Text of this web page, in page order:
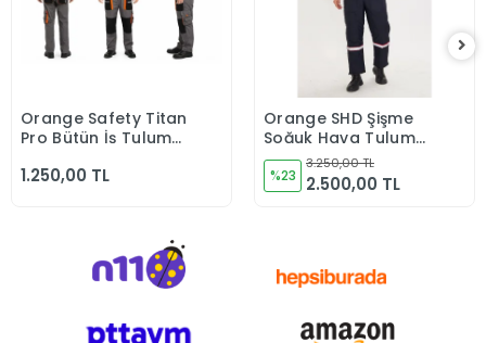
Sepete Ekle
Orange Safety Titan
Pro Bütün İş Tulumu
1.250,00 TL
Sepete Ekle
Orange SHD Şişme
Soğuk Hava Tulumu
Reflektörlü Lacivert
%23
3.250,00 TL
2.500,00 TL